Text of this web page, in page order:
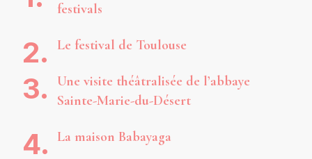
festivals
Le festival de Toulouse
Une visite théâtralisée de l’abbaye
Sainte-Marie-du-Désert
La maison Babayaga